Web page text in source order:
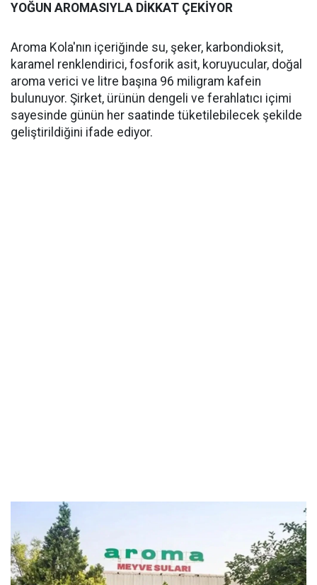
YOĞUN AROMASIYLA DİKKAT ÇEKİYOR
Aroma Kola'nın içeriğinde su, şeker, karbondioksit,
karamel renklendirici, fosforik asit, koruyucular, doğal
aroma verici ve litre başına 96 miligram kafein
bulunuyor. Şirket, ürünün dengeli ve ferahlatıcı içimi
sayesinde günün her saatinde tüketilebilecek şekilde
geliştirildiğini ifade ediyor.